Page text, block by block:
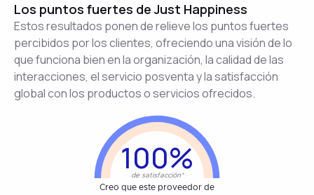
Los puntos fuertes de Just Happiness
Estos resultados ponen de relieve los puntos fuertes
percibidos por los clientes, ofreciendo una visión de lo
que funciona bien en la organización, la calidad de las
interacciones, el servicio posventa y la satisfacción
global con los productos o servicios ofrecidos.
100%
de satisfacción*
Creo que este proveedor de